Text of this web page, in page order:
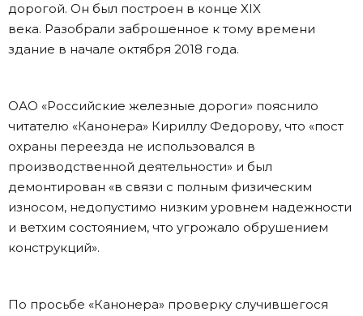
дорогой. Он был построен в конце XIX
века. Разобрали заброшенное к тому времени
здание в начале октября 2018 года.
ОАО «Российские железные дороги» пояснило
читателю «Канонера» Кириллу Федорову, что «пост
охраны переезда не использовался в
производственной деятельности» и был
демонтирован «в связи с полным физическим
износом, недопустимо низким уровнем надежности
и ветхим состоянием, что угрожало обрушением
конструкций».
По просьбе «Канонера» проверку случившегося